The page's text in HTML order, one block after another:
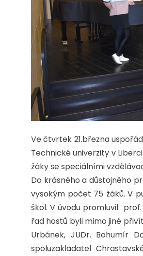
Ve čtvrtek 21.března
Technické univerzity v
žáky se speciálními
Do krásného a důstojného
vysokým počet 75 žáků. V
škol. V úvodu promluvil
řad hostů byli mimo jiné
Urbánek, JUDr. Bohumír
spoluzakladatel